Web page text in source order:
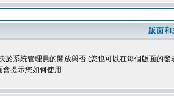
版面和
系統管理員的開放與否 (您也可以在每個版面的
會提示您如何使用.